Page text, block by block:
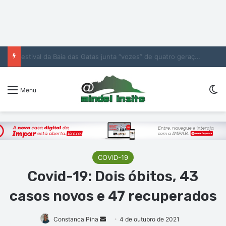
Menu
COVID-19
Covid-19: Dois óbitos, 43
casos novos e 47 recuperados
Constanca Pina
Mande4 de outubro de 2021